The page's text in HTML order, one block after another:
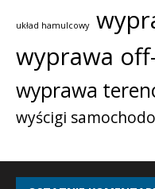
układ hamulcowy
wyprawa
wyprawa
wyścigi